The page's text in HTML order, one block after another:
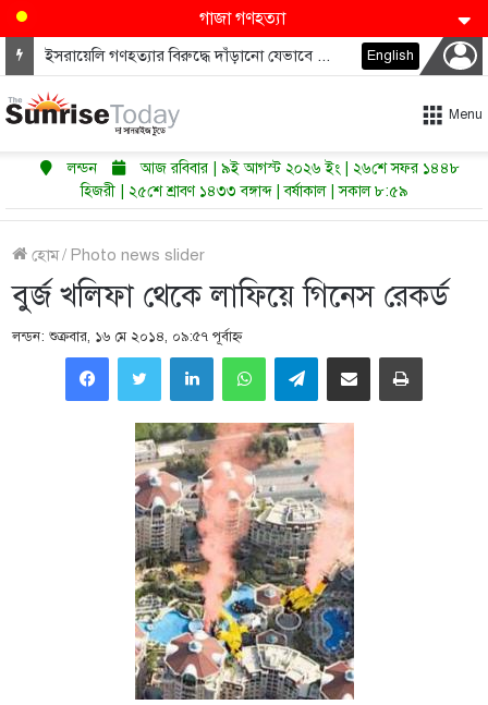
গাজা গণহত্যা
ইসরায়েলি গণহত্যার বিরুদ্ধে দাঁড়ানো যেভাবে ডেমোক্র্যাটদের নভেম্বরে কংগ্রেস জিতাতে পারে English
Menu
লন্ডন
আজ রবিবার | ৯ই আগস্ট ২০২৬ ইং | ২৬শে সফর ১৪৪৮
হিজরী | ২৫শে শ্রাবণ ১৪৩৩ বঙ্গাব্দ | বর্ষাকাল | সকাল ৮:৫৯
হোম/ Photo news slider
বুর্জ খলিফা থেকে লাফিয়ে গিনেস রেকর্ড
লন্ডন: শুক্রবার, ১৬ মে ২০১৪, ০৯:৫৭ পূর্বাহ্ণ
LinkedInWhatsAppTelegramShare via Email Print